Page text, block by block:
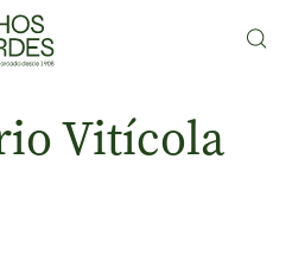
Vitícola